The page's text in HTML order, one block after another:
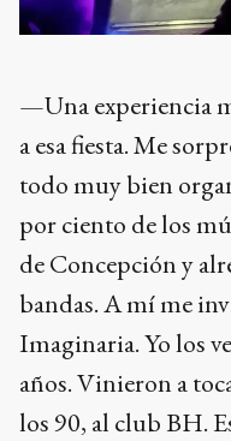
—Una experiencia
a esa fiesta. Me
todo muy bien
por ciento de los
de Concepción y
bandas. A mí me
Imaginaria. Yo los
años. Vinieron a
los 90, al club BH.